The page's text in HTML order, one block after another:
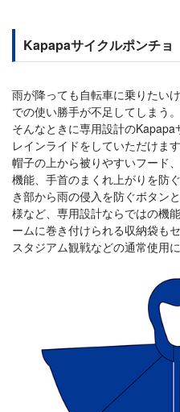
Kapapaサイクルポンチョ
雨が降っても自転車に乗りたい
での使い勝手が不足してしまう。
そんなときに専用設計の
レインライドをしていただけます
帽子の上から被りやすいフード
機能、手首のまくれ上がりを防
き部から雨の侵入を防ぐボタン
様など、専用設計ならではの機
ームに巻き付けられる収納袋もセ
スタジアム観戦などの通常使用